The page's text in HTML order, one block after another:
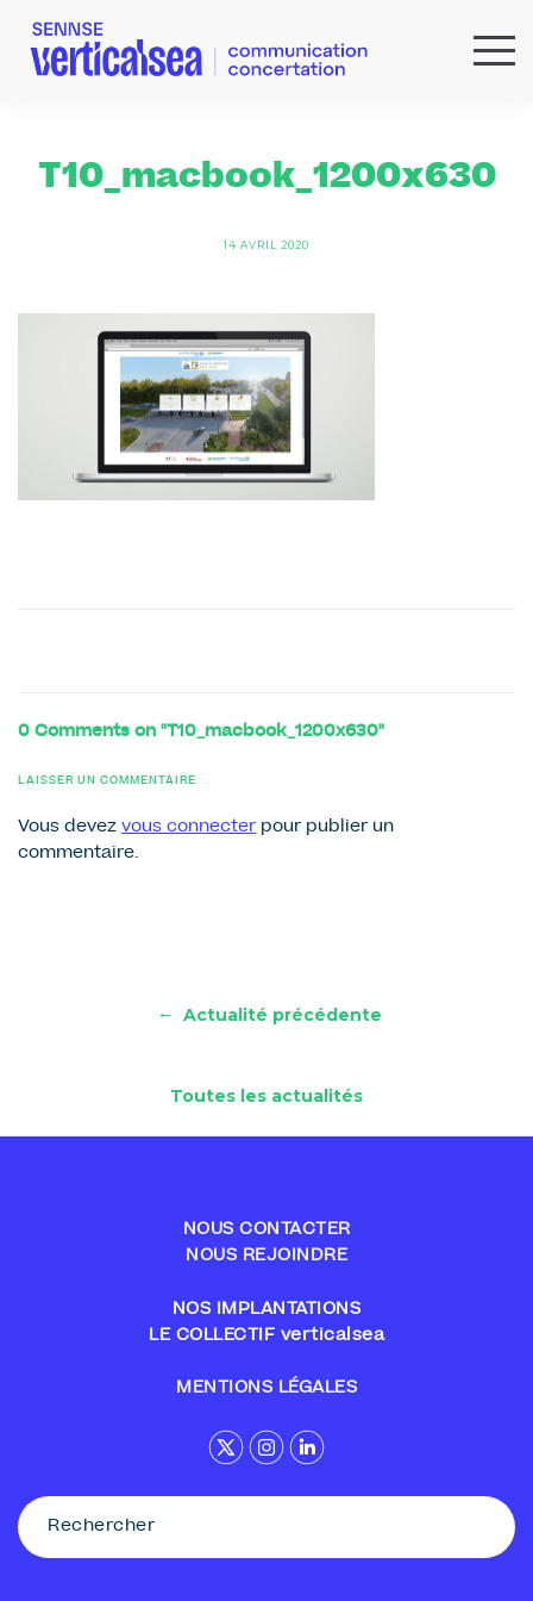
RÉFÉRENCES
T10_macbook_1200x630
14 AVRIL 2020
0 Comments on "T10_macbook_1200x630"
LAISSER UN COMMENTAIRE
Vous devez vous connecter pour publier un
commentaire.
← Actualité précédente
Toutes les actualités
NOUS CONTACTER
NOUS REJOINDRE
NOS IMPLANTATIONS
LE COLLECTIF verticalsea
MENTIONS LÉGALES